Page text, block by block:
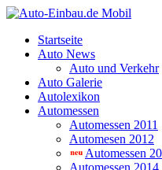
Startseite
Auto News
Auto und Verkehr
Auto Galerie
Autolexikon
Automessen
Automessen 2011
Automesen 2012
Automessen
Automessen 2014